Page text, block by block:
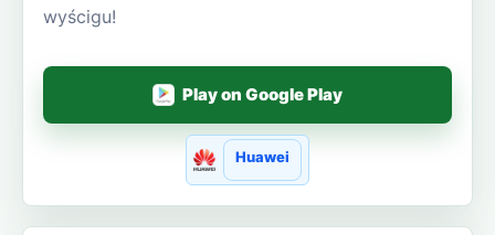
wyścigu!
Play on Google Play
Huawei